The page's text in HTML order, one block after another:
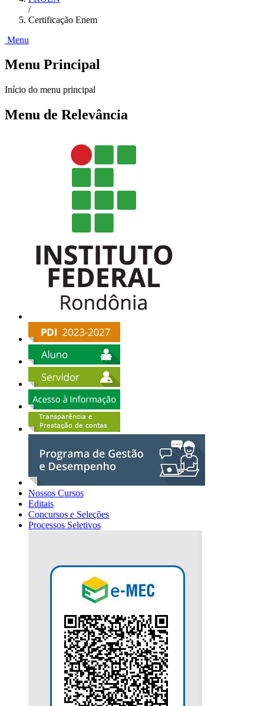
/
Certificação Enem
Menu
Menu Principal
Início do menu principal
Menu de Relevância
Nossos Cursos
Editais
Concursos e Seleções
Processos Seletivos